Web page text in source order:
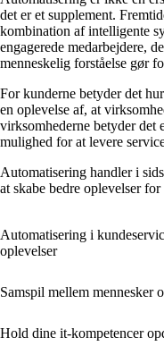
det er et supplement.
kombination af intelligente
engagerede medarbejdere,
menneskelig forståelse gør
For kunderne betyder det
en oplevelse af, at
virksomhederne betyder det
mulighed for at levere
Automatisering handler i
at skabe bedre oplevelser for
Automatisering i
oplevelser
Samspil mellem mennesker
Hold dine it-kompetencer